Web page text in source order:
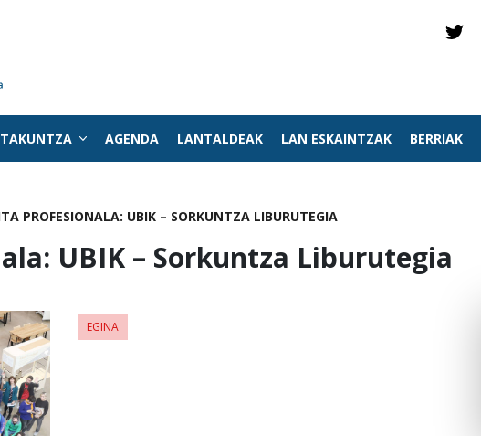
AGENDA LANTALDEAK LAN ESKAINTZAK BERRIAK
PROFESIONALA: UBIK – SORKUNTZA LIBURUTEGIA
UBIK – Sorkuntza Liburutegia
EGINA